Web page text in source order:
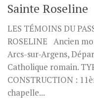
Sainte Roseline
LES TÉMOINS DU
ROSELINE Ancien
Arcs-sur-Argens,
Catholique romain.
CONSTRUCTION :
chapelle...